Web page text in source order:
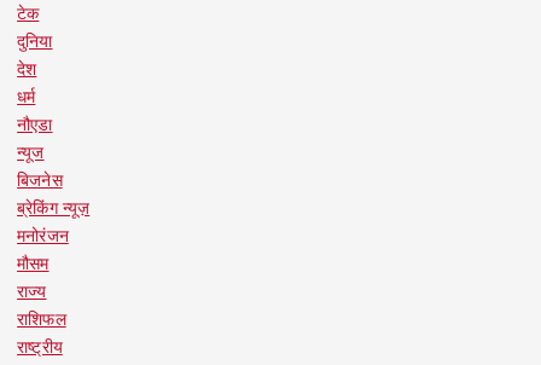
टेक
दुनिया
देश
धर्म
नौएडा
न्यूज
बिजनेस
ब्रेकिंग न्यूज़
मनोरंजन
मौसम
राज्य
राशिफल
राष्ट्रीय